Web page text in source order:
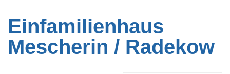
Einfamilienhaus
Mescherin / Radekow